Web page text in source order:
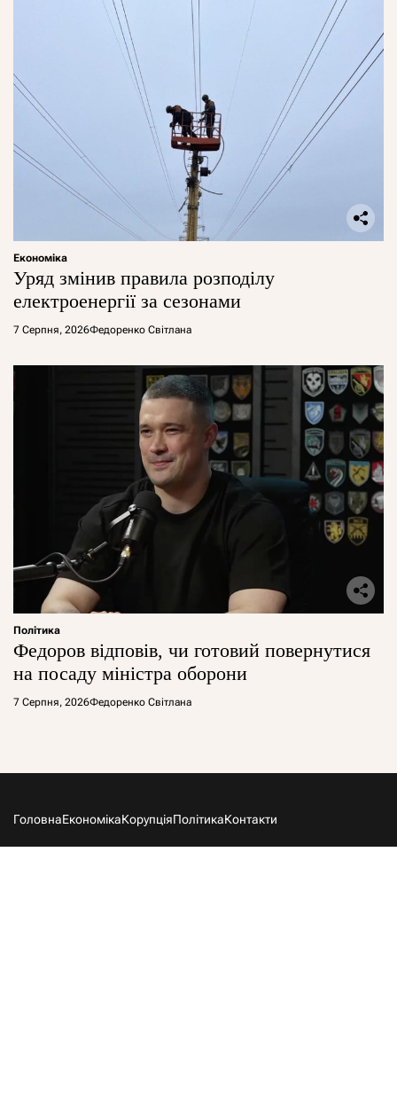
Економіка
Уряд змінив правила розподілу
електроенергії за сезонами
7 Серпня, 2026Федоренко Світлана
Політика
Федоров відповів, чи готовий повернутися
на посаду міністра оборони
7 Серпня, 2026Федоренко Світлана
ГоловнаЕкономікаКорупціяПолітикаКонтакти